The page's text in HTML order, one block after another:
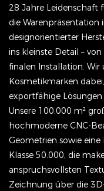
28 Jahre Leidenschaft
die Warenpräsentation
designorientierter
ins kleinste Detail –
finalen Installation.
Kosmetikmarken
exportfähige
Unsere 100.000 m²
hochmoderne CNC-
Geometrien sowie
Klasse 50.000, die
anspruchsvollsten
Zeichnung über die